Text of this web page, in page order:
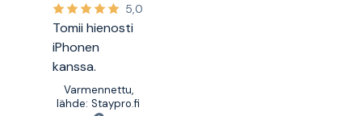
5,0
Tomii hienosti
iPhonen
kanssa.
Varmennettu,
lähde: Staypro.fi